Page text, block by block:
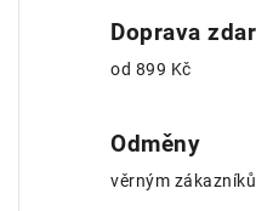
Doprava
od 899 Kč
Odměny
věrným